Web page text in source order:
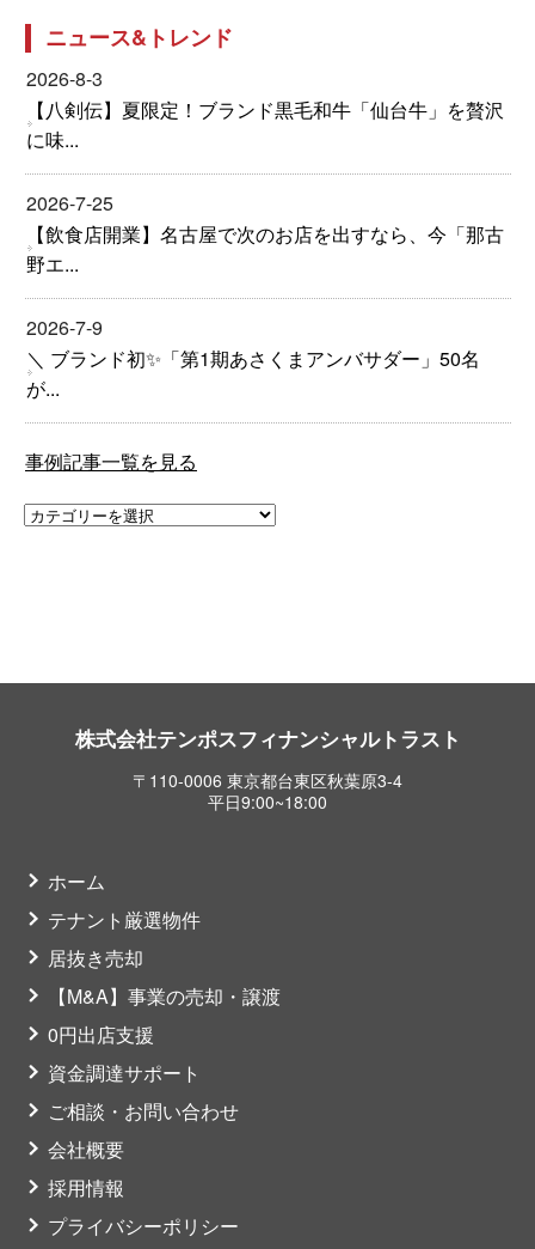
ニュース&トレンド
2026-8-3
【八剣伝】夏限定！ブランド黒毛和牛「仙台牛」を贅沢
に味...
2026-7-25
【飲食店開業】名古屋で次のお店を出すなら、今「那古
野エ...
2026-7-9
＼ ブランド初✨「第1期あさくまアンバサダー」50名
が...
事例記事一覧を見る
株式会社テンポスフィナンシャルトラスト
〒110-0006 東京都台東区秋葉原3-4
平日9:00~18:00
ホーム
テナント厳選物件
居抜き売却
【M&A】事業の売却・譲渡
0円出店支援
資金調達サポート
ご相談・お問い合わせ
会社概要
採用情報
プライバシーポリシー